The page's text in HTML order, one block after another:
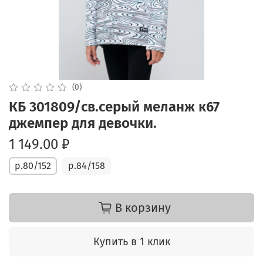
(0)
КБ 301809/св.серый меланж к67
джемпер для девочки.
1 149.00 ₽
р.80/152 р.84/158
В корзину
Купить в 1 клик